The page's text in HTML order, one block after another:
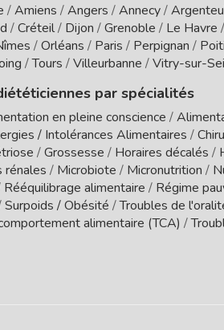
/Amiens /Angers /Annecy/
/Créteil/ Dijon /Grenoble / Le Havre /
/Orléans / Paris / Perpignan /
/Tours /Villeurbanne /Vitry-sur-
par spécialités
en pleine conscience /
/ Intolérances Alimentaires /
/Grossesse / Horaires décalés /
rénales / Microbiote / Micronutrition /
Rééquilibrage alimentaire / Régime
Surpoids / Obésité /Troubles de
alimentaire (TCA) /